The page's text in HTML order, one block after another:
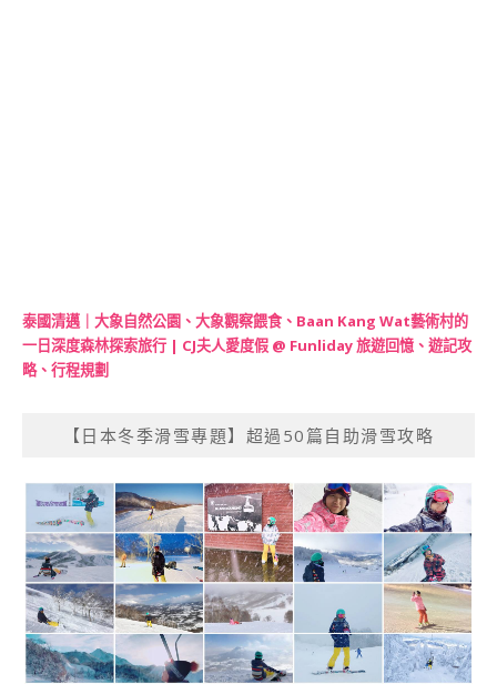
泰國清邁｜大象自然公園、大象觀察餵食、Baan Kang Wat藝術村的
一日深度森林探索旅行 | CJ夫人愛度假 @ Funliday 旅遊回憶、遊記攻
略、行程規劃
【日本冬季滑雪專題】超過50篇自助滑雪攻略